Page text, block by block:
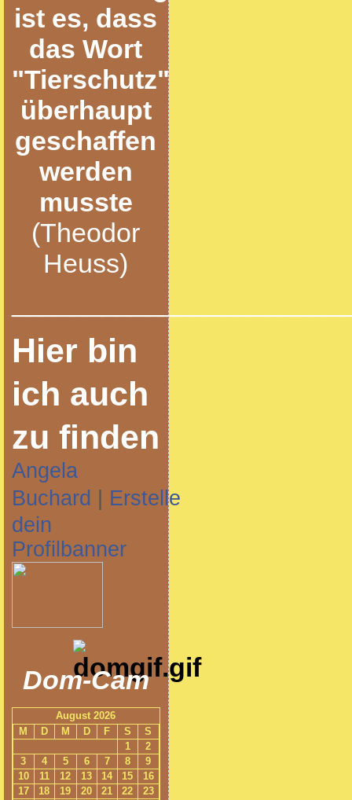
ist es, dass
das Wort
"Tierschutz"
überhaupt
geschaffen
werden
musste
(Theodor
Heuss)
Hier bin
ich auch
zu finden
Angela
Buchard
Erstelle
dein
Profilbanner
Dom-Cam
August 2026
M
D M D F S S
1
2
3
4 5 6 7 8
9
10
11 12 13 14 15
16
17
18 19 20 21 22
23